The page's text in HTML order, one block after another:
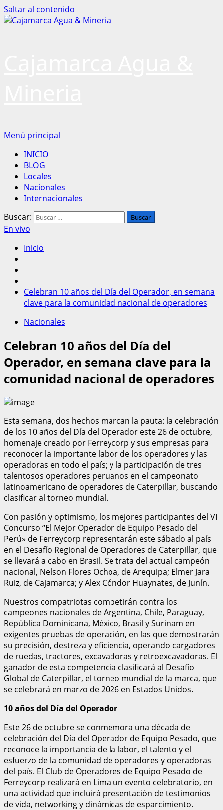
Saltar al contenido
Menú principal
INICIO
BLOG
Locales
Nacionales
Internacionales
Buscar:
En vivo
Inicio
Celebran 10 años del Día del Operador, en semana
clave para la comunidad nacional de operadores
Nacionales
Celebran 10 años del Día del
Operador, en semana clave para la
comunidad nacional de operadores
Esta semana, dos hechos marcan la pauta: la celebración
de los 10 años del Día del Operador este 26 de octubre,
homenaje creado por Ferreycorp y sus empresas para
reconocer la importante labor de los operadores y las
operadoras en todo el país; y la participación de tres
talentosos operadores peruanos en el campeonato
latinoamericano de operadores de Caterpillar, buscando
clasificar al torneo mundial.
Con pasión y optimismo, los mejores participantes del VI
Concurso “El Mejor Operador de Equipo Pesado del
Perú» de Ferreycorp representarán este sábado al país
en el Desafío Regional de Operadores de Caterpillar, que
se llevará a cabo en Brasil. Se trata del actual campeón
nacional, Nelson Flores Ochoa, de Arequipa; Elmer Jara
Ruiz, de Cajamarca; y Alex Cóndor Huaynates, de Junín.
Nuestros compatriotas competirán contra los
campeones nacionales de Argentina, Chile, Paraguay,
República Dominicana, México, Brasil y Surinam en
exigentes pruebas de operación, en las que demostrarán
su precisión, destreza y eficiencia, operando cargadores
de ruedas, tractores, excavadoras y retroexcavadoras. El
ganador de esta competencia clasificará al Desafío
Global de Caterpillar, el torneo mundial de la marca, que
se celebrará en marzo de 2026 en Estados Unidos.
10 años del Día del Operador
Este 26 de octubre se conmemora una década de
celebración del Día del Operador de Equipo Pesado, que
reconoce la importancia de la labor, el talento y el
esfuerzo de la comunidad de operadores y operadoras
del país. El Club de Operadores de Equipo Pesado de
Ferreycorp realizará en Lima un evento celebratorio, en
una actividad que incluirá presentación de testimonios
de vida, networking y dinámicas de esparcimiento.